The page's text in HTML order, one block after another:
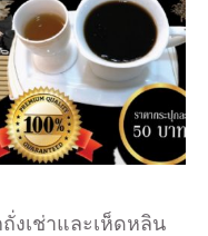
งเช่าและเห็ดหลิน